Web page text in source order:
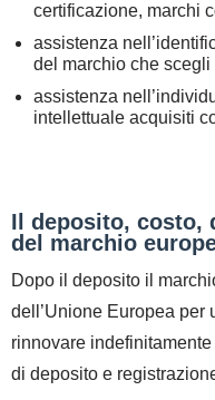
certificazione, marchi
assistenza
del marchio che scegli
assistenza
intellettuale acquisiti
Il deposito, costo,
del marchio
Dopo il deposito il
dell’Unione Europea per
rinnovare
di deposito e